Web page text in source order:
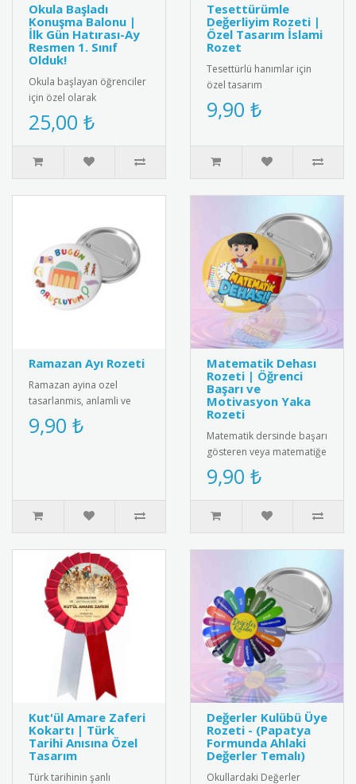
Okula Başladı
Konuşma Balonu |
İlk Gün Hatırası-Ay
Resmen 1. Sınıf
Olduk!
Okula başlayan öğrenciler
için özel olarak
tasarlanmış konuşma
balonu. Anaokulu, ilkokul
1. sınıf ve..
25,00 ₺
Tesettürümle
Değerliyim Rozeti |
Özel Tasarım İslami
Rozet
Tesettürlü hanımlar için
özel tasarım
"Tesettürümle Değerliyim"
rozeti. Yüksek kaliteli metal
9,90 ₺
Ramazan Ayı Rozeti
Ramazan ayina ozel
tasarlanmis, anlamli ve
estetik rozeti kesfedin.
Kiyafetlerinize sik bir
9,90 ₺
Matematik Dehası
Rozeti | Öğrenci
Başarı ve
Motivasyon Yaka
Rozeti
Matematik dersinde başarı
gösteren veya matematiğe
ilgi duyan öğrencileri
motive etmenin en
eğlencel..
9,90 ₺
Kut'ül Amare Zaferi
Kokartı | Türk
Tarihi Anısına Özel
Tasarım
Türk tarihinin şanlı
Değerler Kulübü Üye
Rozeti - (Papatya
Formunda Ahlaki
Değerler Temalı)
Okullardaki Değerler